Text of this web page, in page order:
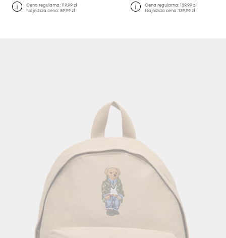
Cena regularna:119,99 zł
Najniższa cena:89,99 zł
Cena regularna: 139,99 zł
Najniższa cena: 139,99 zł